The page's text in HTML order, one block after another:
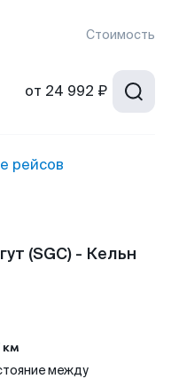
Стоимость
от 24 992 ₽
рейсов
(SGC) - Кельн
км
между